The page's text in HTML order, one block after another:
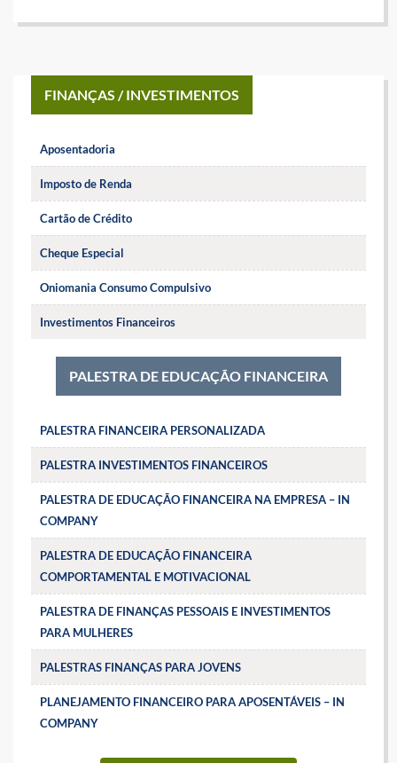
FINANÇAS / INVESTIMENTOS
Aposentadoria
Imposto de Renda
Cartão de Crédito
Cheque Especial
Oniomania Consumo Compulsivo
Investimentos Financeiros
PALESTRA DE EDUCAÇÃO FINANCEIRA
PALESTRA FINANCEIRA PERSONALIZADA
PALESTRA INVESTIMENTOS FINANCEIROS
PALESTRA DE EDUCAÇÃO FINANCEIRA NA EMPRESA – IN
COMPANY
PALESTRA DE EDUCAÇÃO FINANCEIRA
COMPORTAMENTAL E MOTIVACIONAL
PALESTRA DE FINANÇAS PESSOAIS E INVESTIMENTOS
PARA MULHERES
PALESTRAS FINANÇAS PARA JOVENS
PLANEJAMENTO FINANCEIRO PARA APOSENTÁVEIS – IN
COMPANY